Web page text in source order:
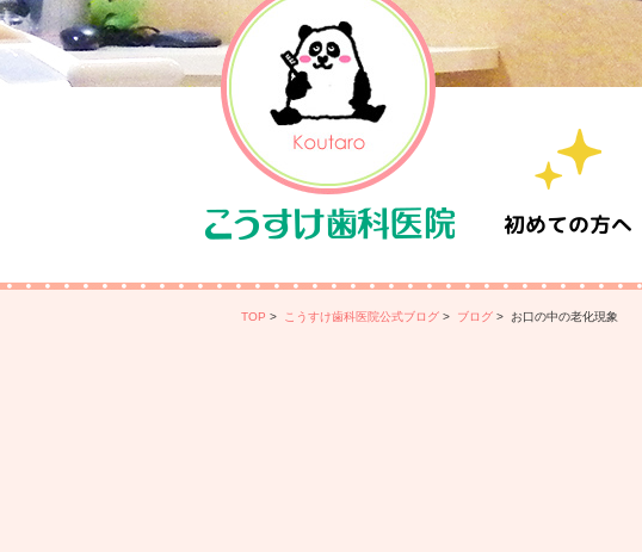
初めての方へ
TOP > こうすけ歯科医院公式ブログ > ブログ > お口の中の老化現象